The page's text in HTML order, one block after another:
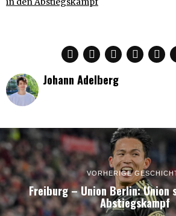
Johann Adelberg
VORHERIGE
Freiburg – Union Berlin: Union
Abstiegskampf